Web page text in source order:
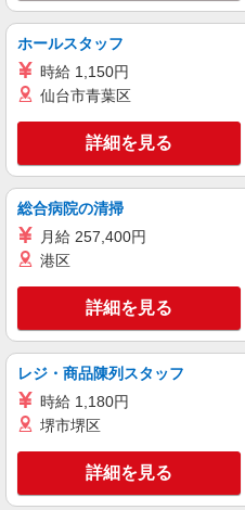
製造スタッフ
月給
大阪府東
り） ※勤務地
に通勤時間120
なし）
キープ
正社員
泉屋株式会社
生花祭壇の
月給209,000円〜 （上記の月
・残業代※月１
万円、第一子１
５００円〜９
年度実績：３
キープ
株式会社テクノ・サービス/お仕事
製品の組立作
ホールスタッフ
時給 1,150円
仙台市青葉区
詳細を見る
総合病院の清掃
月給 257,400円
港区
詳細を見る
レジ・商品陳列スタッフ
時給 1,180円
堺市堺区
詳細を見る